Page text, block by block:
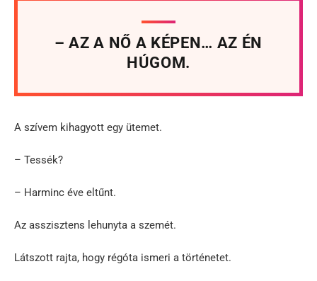
– AZ A NŐ A KÉPEN… AZ ÉN
HÚGOM.
A szívem kihagyott egy ütemet.
– Tessék?
– Harminc éve eltűnt.
Az asszisztens lehunyta a szemét.
Látszott rajta, hogy régóta ismeri a történetet.